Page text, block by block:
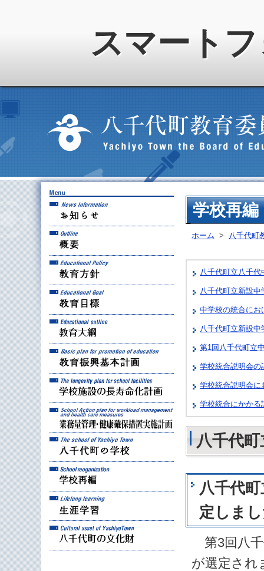
スマート
お知らせ
教育方針
教育目標
教育振興基本計画
学校施設の長寿命化計
業務量管理・健康確保
八千代町の学校
生涯学習
八千代町の文化財
学校再編
ホーム > 八千代町
八千代町立八千
八千代町立新設
中学校の統合にお
八千代町立新設
第1回八千代町立
学校統合説明会の
学校統合説明会に
学校統合にかかる
八千代
八千代
定しま
第3回八千
が選定され